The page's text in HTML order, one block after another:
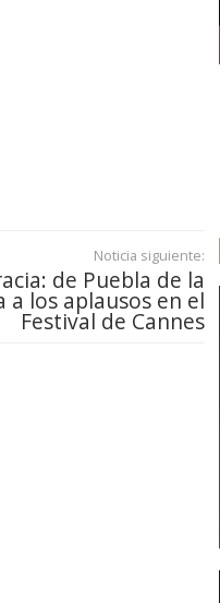
Noticia siguiente:
de Puebla de la
a los aplausos en el
Festival de Cannes